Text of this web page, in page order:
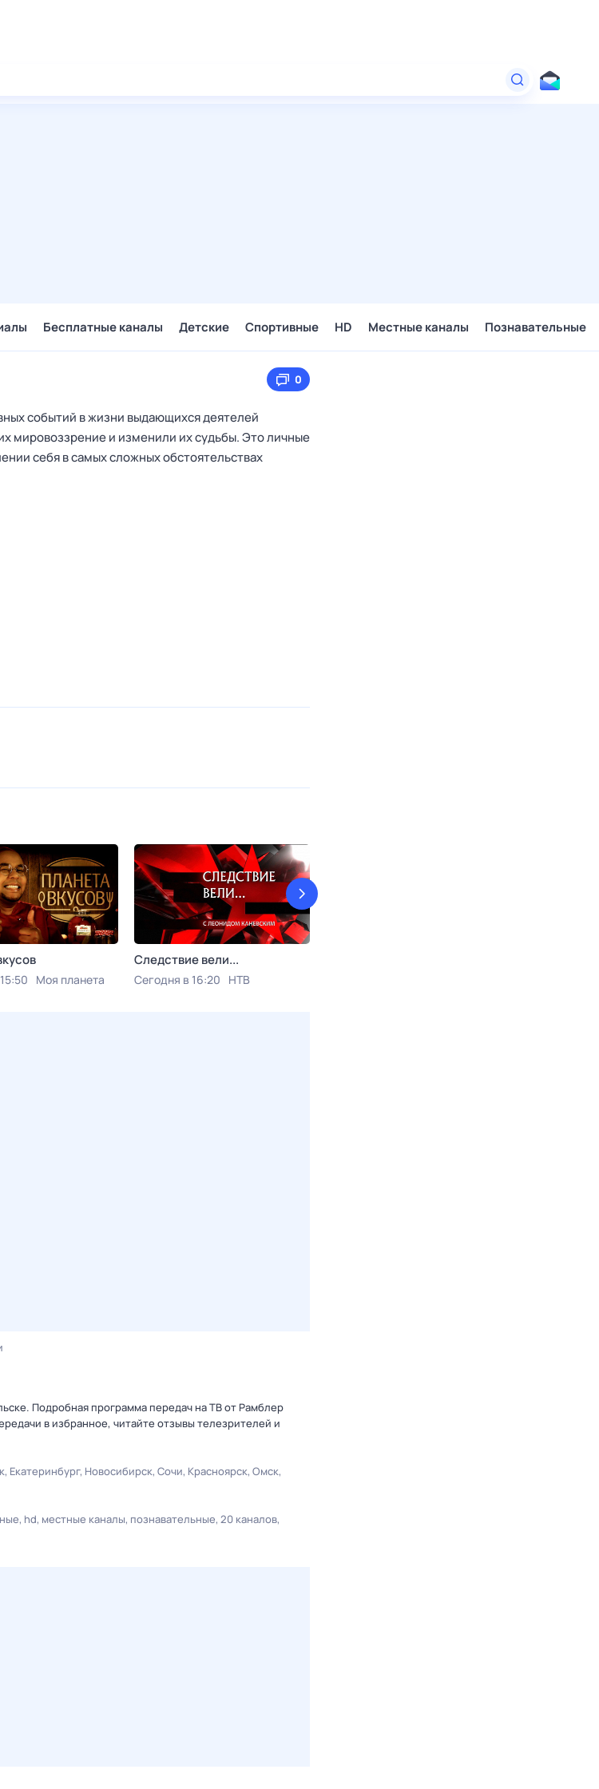
Бесплатные каналы Детские Спортивные HD Местные каналы Познавательные
0
событий в жизни выдающихся деятелей
мировоззрение и изменили их судьбы. Это личные
себя в самых сложных обстоятельствах
Моя планета
Следствие вели...
Сегодня в 16:20 НТВ
Подробная программа передач на ТВ от Рамблер
в избранное, читайте отзывы телезрителей и
Екатеринбург Новосибирск Сочи Красноярск Омск
hd местные каналы познавательные 20 каналов